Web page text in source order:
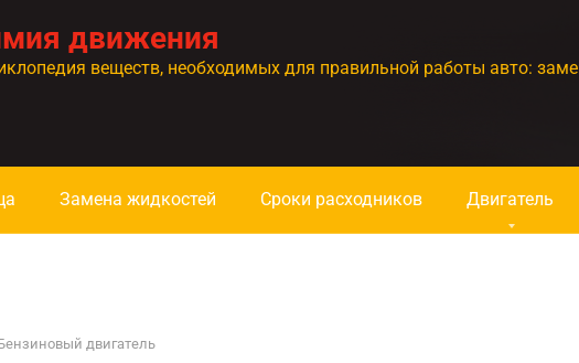
движения
веществ, необходимых для правильной работы авто:
Замена жидкостей Сроки расходников Двигатель
двигатель